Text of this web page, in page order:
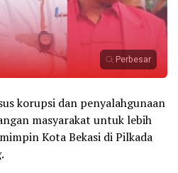
Perbesar
korupsi dan penyalahgunaan
masyarakat untuk lebih
Kota Bekasi di Pilkada